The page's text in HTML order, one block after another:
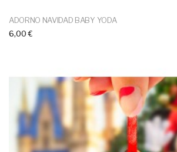
ADORNO NAVIDAD BABY YODA
6,00 €